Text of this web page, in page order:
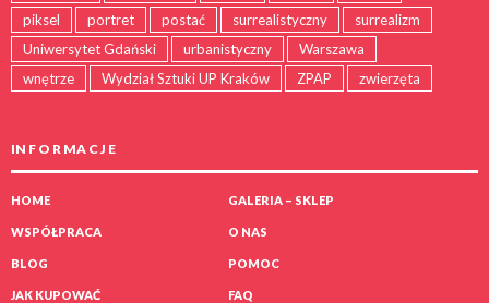
piksel
portret postać surrealistyczny
surrealizm
Uniwersytet Gdański
urbanistyczny
Warszawa
wnętrze
Wydział Sztuki UP Kraków ZPAP zwierzęta
IN F O R MA C J E
HOME GALERIA – SKLEP
WSPÓŁPRACA O NAS
BLOG POMOC
JAK KUPOWAĆ FAQ